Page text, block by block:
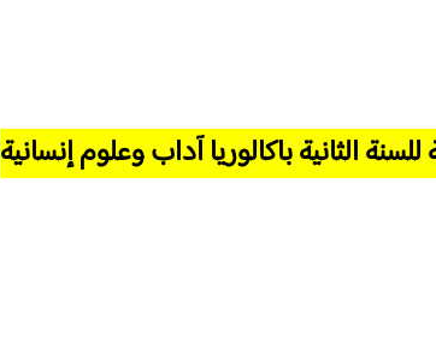
الثانية باكالوريا آداب وعلوم إنسانية